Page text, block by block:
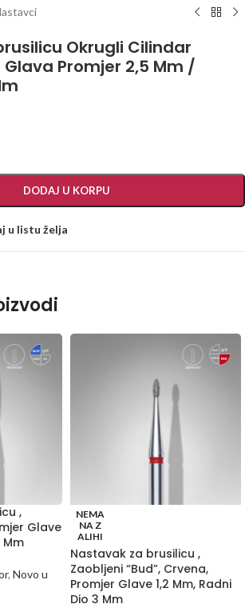
Okrugli Cilindar
Glava Promjer 2,5 Mm /
DODAJ U KORPU
u listu želja
,
Glave
Mm
, Novo u
NEMA
NA Z
ALIHI
Nastavak za brusilicu ,
Zaobljeni “Bud”, Crvena,
Promjer Glave 1,2 Mm, Radni
Dio 3 Mm